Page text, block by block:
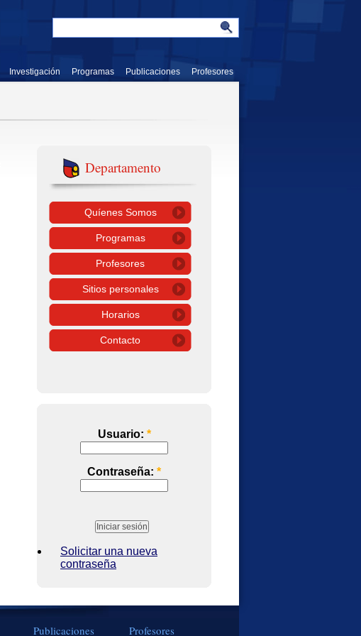
Investigación Programas Publicaciones Profesores
Departamento
Quíenes Somos
Programas
Profesores
Sitios personales
Horarios
Contacto
Usuario: *
Contraseña: *
Solicitar una nueva
contraseña
Publicaciones Profesores